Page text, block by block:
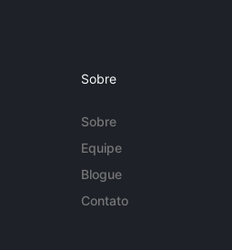
Sobre
Sobre
Equipe
Blogue
Contato